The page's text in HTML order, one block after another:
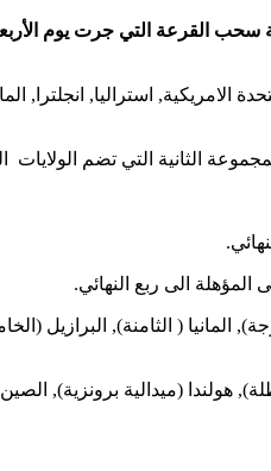
القرعة التي جرت يوم
استراليا, انجلترا,
الثانية التي تضم الولايات
الى ربع النهائي.